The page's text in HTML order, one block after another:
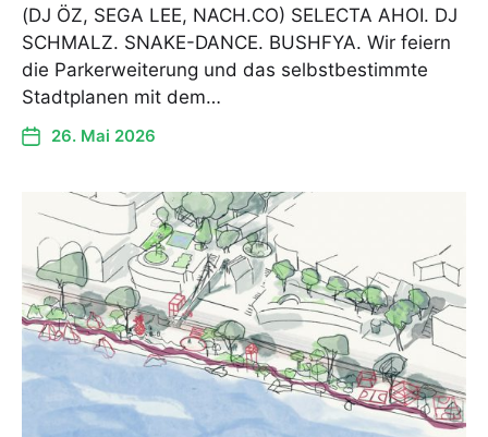
(DJ ÖZ, SEGA LEE, NACH.CO) SELECTA AHOI. DJ
SCHMALZ. SNAKE-DANCE. BUSHFYA. Wir feiern
die Parkerweiterung und das selbstbestimmte
Stadtplanen mit dem…
26. Mai 2026